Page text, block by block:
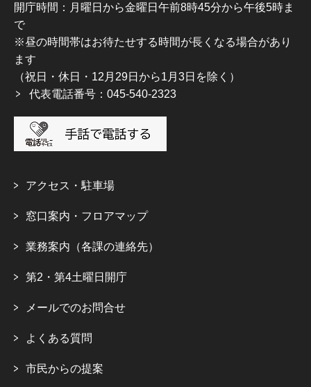
開庁時間：月曜日から金曜日午前8時45分から午後5時ま
で
※昼の時間帯はお待たせする時間が長くなる場合があり
ます
（祝日・休日・12月29日から1月3日を除く）
代表電話番号：045-540-2323
アクセス・駐車場
窓口案内・フロアマップ
業務案内（各課の連絡先）
第2・第4土曜日開庁
メールでのお問合せ
よくある質問
市民からの提案